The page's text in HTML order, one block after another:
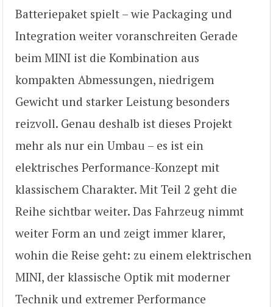
Batteriepaket spielt – wie Packaging und
Integration weiter voranschreiten Gerade
beim MINI ist die Kombination aus
kompakten Abmessungen, niedrigem
Gewicht und starker Leistung besonders
reizvoll. Genau deshalb ist dieses Projekt
mehr als nur ein Umbau – es ist ein
elektrisches Performance-Konzept mit
klassischem Charakter. Mit Teil 2 geht die
Reihe sichtbar weiter. Das Fahrzeug nimmt
weiter Form an und zeigt immer klarer,
wohin die Reise geht: zu einem elektrischen
MINI, der klassische Optik mit moderner
Technik und extremer Performance